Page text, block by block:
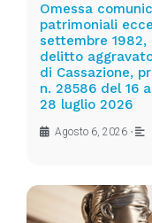
Omessa
patrimoniali
settembre
delitto
di Cassazione,
n. 28586 del 16
28 luglio 2026
Agosto 6, 2026 •